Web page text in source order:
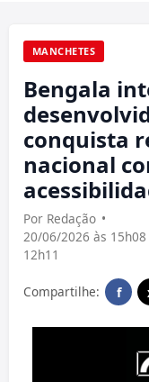
MANCHETES
Bengala
conquista
nacional
Por Redação •
20/06/2026 às
12h11
Compartilhe: f